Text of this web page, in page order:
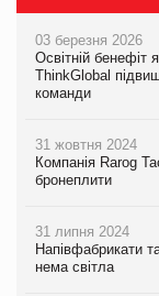
03 березня 2026
Освітній бенефіт
ThinkGlobal
команди
31 жовтня 2024
Компанія Rarog
бронеплити
31 липня 2024
Напівфабрикати
нема світла